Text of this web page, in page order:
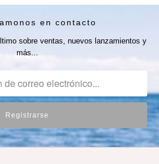
en contacto
sobre ventas, nuevos lanzamientos y
más...